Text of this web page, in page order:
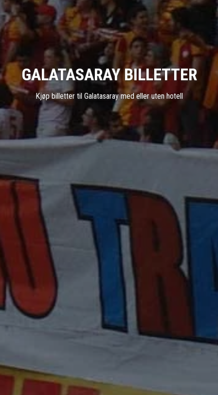
GALATASARAY BILLETTER
Kjøp billetter til Galatasaray med eller uten hotell